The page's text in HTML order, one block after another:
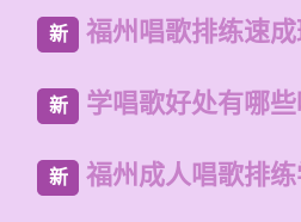
新 福州唱歌排练速
新 学唱歌好处有哪
新 福州成人唱歌排